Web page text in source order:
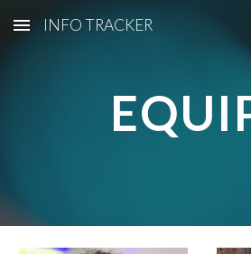
Skip to main content
INFO TRACKER